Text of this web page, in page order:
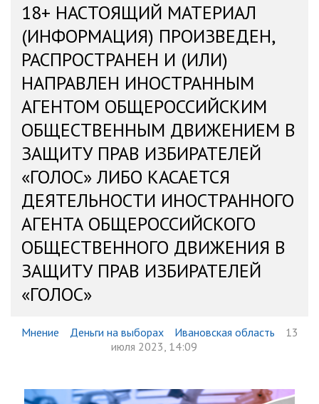
18+ НАСТОЯЩИЙ МАТЕРИАЛ
(ИНФОРМАЦИЯ) ПРОИЗВЕДЕН,
РАСПРОСТРАНЕН И (ИЛИ)
НАПРАВЛЕН ИНОСТРАННЫМ
АГЕНТОМ ОБЩЕРОССИЙСКИМ
ОБЩЕСТВЕННЫМ ДВИЖЕНИЕМ В
ЗАЩИТУ ПРАВ ИЗБИРАТЕЛЕЙ
«ГОЛОС» ЛИБО КАСАЕТСЯ
ДЕЯТЕЛЬНОСТИ ИНОСТРАННОГО
АГЕНТА ОБЩЕРОССИЙСКОГО
ОБЩЕСТВЕННОГО ДВИЖЕНИЯ В
ЗАЩИТУ ПРАВ ИЗБИРАТЕЛЕЙ
«ГОЛОС»
Мнение Деньги на выборах Ивановская область
13
июля 2023, 14:09